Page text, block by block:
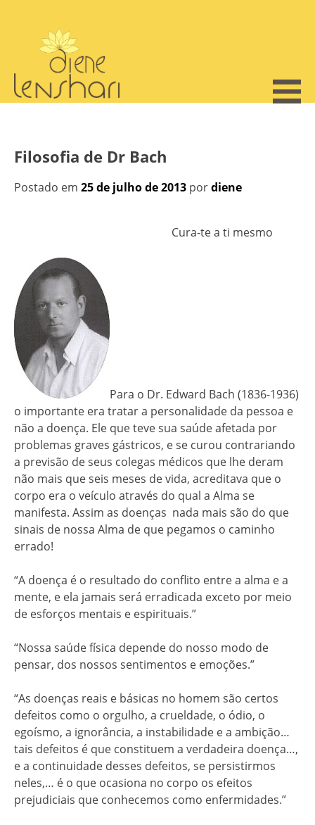
content
Filosofia de Dr Bach
Postado em 25 de julho de 2013 pordiene
Cura-te a ti mesmo
Para o Dr. Edward Bach (1836-1936)
o importante era tratar a personalidade da pessoa e
não a doença. Ele que teve sua saúde afetada por
problemas graves gástricos, e se curou contrariando
a previsão de seus colegas médicos que lhe deram
não mais que seis meses de vida, acreditava que o
corpo era o veículo através do qual a Alma se
manifesta. Assim as doenças nada mais são do que
sinais de nossa Alma de que pegamos o caminho
errado!
“A doença é o resultado do conflito entre a alma e a
mente, e ela jamais será erradicada exceto por meio
de esforços mentais e espirituais.”
“Nossa saúde física depende do nosso modo de
pensar, dos nossos sentimentos e emoções.”
“As doenças reais e básicas no homem são certos
defeitos como o orgulho, a crueldade, o ódio, o
egoísmo, a ignorância, a instabilidade e a ambição…
tais defeitos é que constituem a verdadeira doença…,
e a continuidade desses defeitos, se persistirmos
neles,… é o que ocasiona no corpo os efeitos
prejudiciais que conhecemos como enfermidades.”